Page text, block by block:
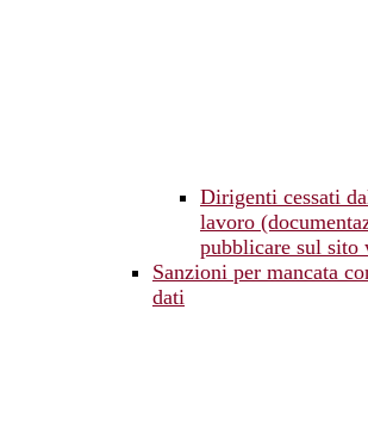
Dirigenti cessati
lavoro
pubblicare sul sito
Sanzioni per mancata
dati